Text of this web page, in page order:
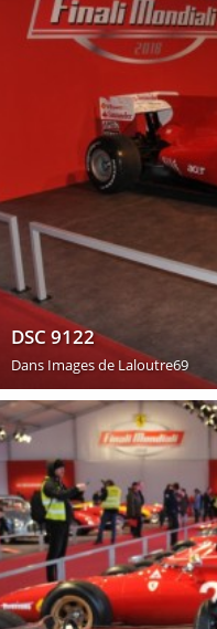
DSC 9122
Dans Images de Laloutre69